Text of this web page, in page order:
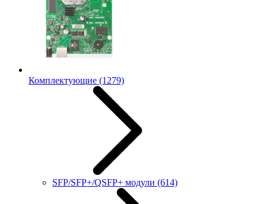
Комплектующие (1279)
SFP/SFP+/QSFP+ модули (614)